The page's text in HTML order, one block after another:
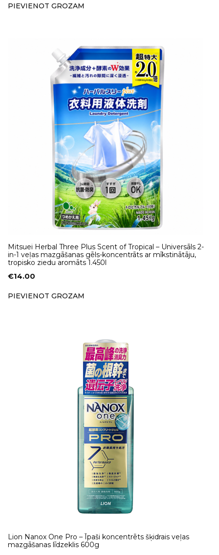
PIEVIENOT GROZAM
Mitsuei Herbal Three Plus Scent of Tropical – Universāls 2-
in-1 veļas mazgāšanas gēls-koncentrāts ar mīkstinātāju,
tropisko ziedu aromāts 1.450l
€14.00
PIEVIENOT GROZAM
Lion Nanox One Pro – Īpaši koncentrēts šķidrais veļas
mazgāšanas līdzeklis 600g